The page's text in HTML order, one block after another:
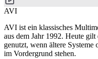
AVI
AVI ist ein klassisches
aus dem Jahr 1992. Heute
genutzt, wenn ältere Systeme
im Vordergrund stehen.